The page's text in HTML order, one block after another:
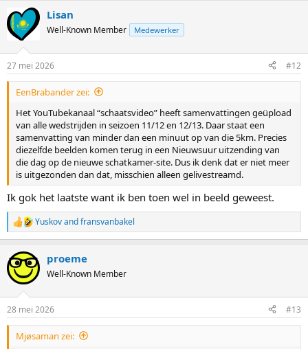
c
t
i
s
:
Lisan
Well-Known Member Medewerker
27 mei 2026 #12
EenBrabander zei:
Het YouTubekanaal “schaatsvideo” heeft samenvattingen geüpload
van alle wedstrijden in seizoen 11/12 en 12/13. Daar staat een
samenvatting van minder dan een minuut op van die 5km. Precies
diezelfde beelden komen terug in een Nieuwsuur uitzending van
die dag op de nieuwe schatkamer-site. Dus ik denk dat er niet meer
is uitgezonden dan dat, misschien alleen gelivestreamd.
Ik gok het laatste want ik ben toen wel in beeld geweest.
R
e
c
t
i
s
:
Yuskovandfransvanbakel
proeme
Well-Known Member
28 mei 2026 #13
Mjøsaman zei: